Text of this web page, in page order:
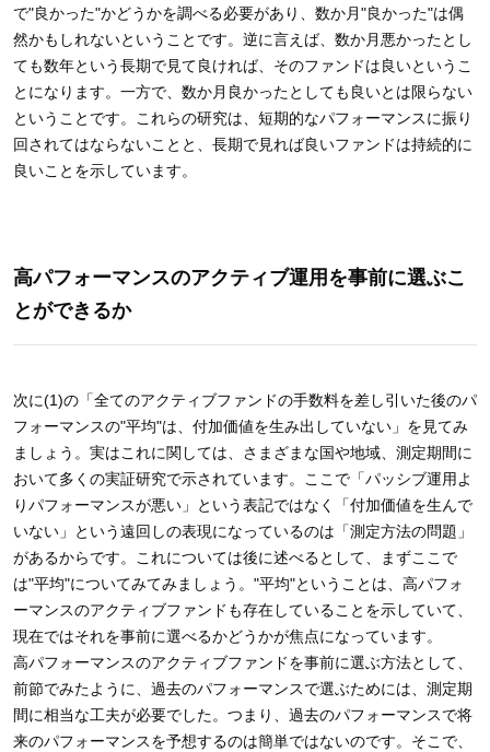
で"良かった"かどうかを調べる必要があり、数か月"良かった"は偶
然かもしれないということです。逆に言えば、数か月悪かったとし
ても数年という長期で見て良ければ、そのファンドは良いというこ
とになります。一方で、数か月良かったとしても良いとは限らない
ということです。これらの研究は、短期的なパフォーマンスに振り
回されてはならないことと、長期で見れば良いファンドは持続的に
良いことを示しています。
高パフォーマンスのアクティブ運用を事前に選ぶこ
とができるか
次に(1)の「全てのアクティブファンドの手数料を差し引いた後のパ
フォーマンスの"平均"は、付加価値を生み出していない」を見てみ
ましょう。実はこれに関しては、さまざまな国や地域、測定期間に
おいて多くの実証研究で示されています。ここで「パッシブ運用よ
りパフォーマンスが悪い」という表記ではなく「付加価値を生んで
いない」という遠回しの表現になっているのは「測定方法の問題」
があるからです。これについては後に述べるとして、まずここで
は"平均"についてみてみましょう。"平均"ということは、高パフォ
ーマンスのアクティブファンドも存在していることを示していて、
現在ではそれを事前に選べるかどうかが焦点になっています。
高パフォーマンスのアクティブファンドを事前に選ぶ方法として、
前節でみたように、過去のパフォーマンスで選ぶためには、測定期
間に相当な工夫が必要でした。つまり、過去のパフォーマンスで将
来のパフォーマンスを予想するのは簡単ではないのです。そこで、